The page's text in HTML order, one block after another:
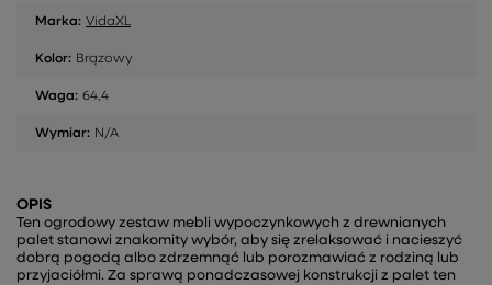
Marka: VidaXL
Kolor: Brązowy
Waga: 64,4
Wymiar: N/A
OPIS
Ten ogrodowy zestaw mebli wypoczynkowych z drewnianych
palet stanowi znakomity wybór, aby się zrelaksować i nacieszyć
dobrą pogodą albo zdrzemnąć lub porozmawiać z rodziną lub
przyjaciółmi. Za sprawą ponadczasowej konstrukcji z palet ten